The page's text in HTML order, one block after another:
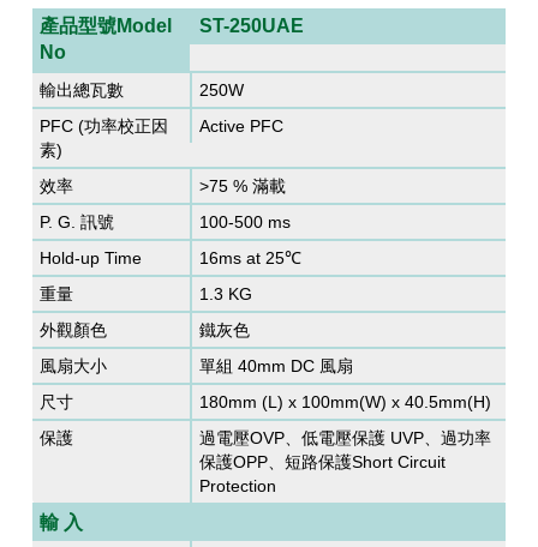
產品型號Model
No
ST-250UAE
輸出總瓦數
250W
PFC (功率校正因
素)
Active PFC
效率
>75 % 滿載
P. G. 訊號
100-500 ms
Hold-up Time
16ms at 25℃
重量
1.3 KG
外觀顏色
鐵灰色
風扇大小
單組 40mm DC 風扇
尺寸
180mm (L) x 100mm(W) x 40.5mm(H)
保護
過電壓OVP、低電壓保護 UVP、過功率
保護OPP、短路保護Short Circuit
Protection
輸 入